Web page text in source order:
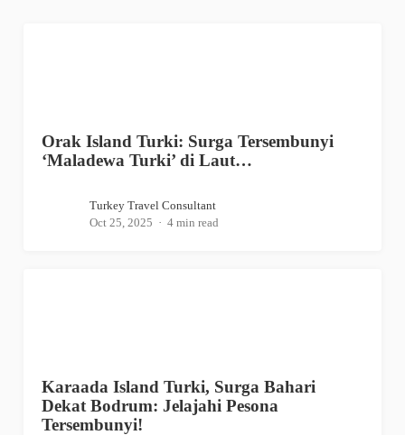
Orak Island Turki: Surga Tersembunyi
‘Maladewa Turki’ di Laut…
Turkey Travel Consultant
Oct 25, 2025
4 min read
Karaada Island Turki, Surga Bahari
Dekat Bodrum: Jelajahi Pesona
Tersembunyi!